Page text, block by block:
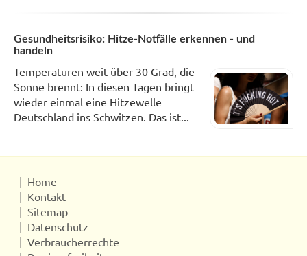
Gesundheitsrisiko: Hitze-Notfälle erkennen - und
handeln
Temperaturen weit über 30 Grad, die
Sonne brennt: In diesen Tagen bringt
wieder einmal eine Hitzewelle
Deutschland ins Schwitzen. Das ist...
Home
Kontakt
Sitemap
Datenschutz
Verbraucherrechte